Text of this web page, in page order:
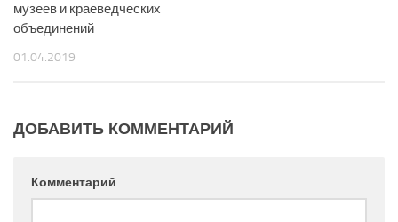
музеев и краеведческих
объединений
01.04.2019
ДОБАВИТЬ КОММЕНТАРИЙ
Комментарий